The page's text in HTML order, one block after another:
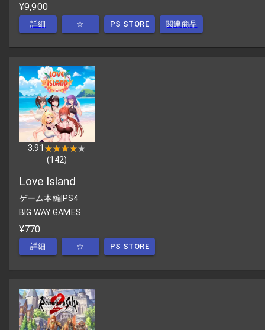
¥9,900
詳細 ☆ PS STORE 関連商品
3.91 ★★★★★
★★★★★
(142)
Love Island
ゲーム本編|PS4
BIG WAY GAMES
¥770
詳細 ☆ PS STORE